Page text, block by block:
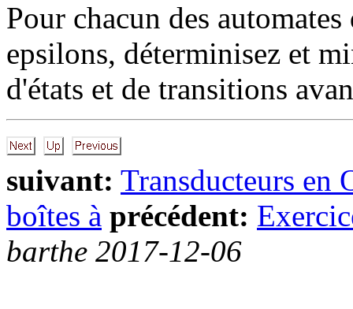
Pour chacun des
epsilons, déterminisez et
d'états et de transitions
suivant: Transducteurs en
boîtes à précédent:
barthe 2017-12-06